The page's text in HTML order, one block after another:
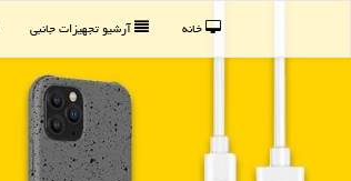
خانه آرشیو تجهیزات جانبی